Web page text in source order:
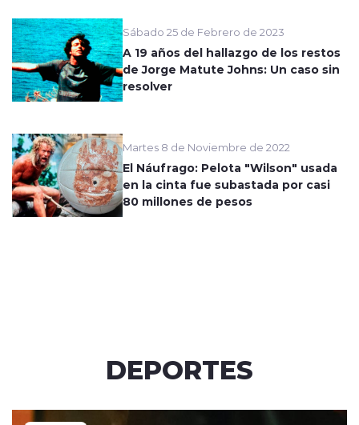
Sábado 25 de Febrero de 2023
A 19 años del hallazgo de los restos
de Jorge Matute Johns: Un caso sin
resolver
Martes 8 de Noviembre de 2022
El Náufrago: Pelota "Wilson" usada
en la cinta fue subastada por casi
80 millones de pesos
DEPORTES